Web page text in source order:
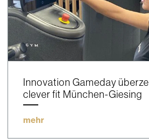
Innovation Gameday
clever fit München-Giesing
mehr